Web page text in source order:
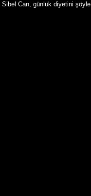
Sibel Can, günlük diyetini şöyle